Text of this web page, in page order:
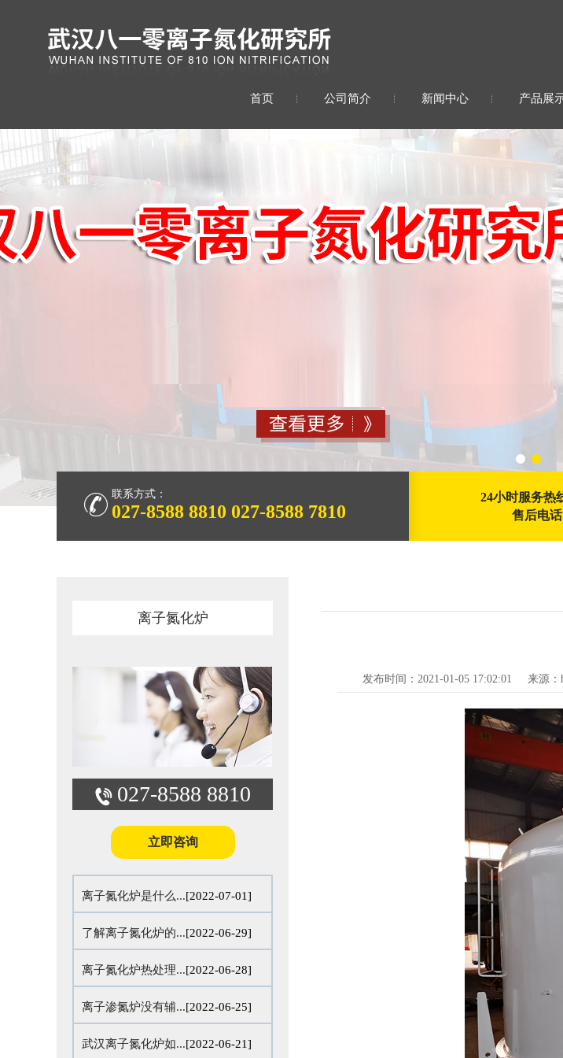
首页 公司简介 新闻中心 产品展
联系方式：
027-8588 8810 027-8588 7810
24小时服务热
售后电话
离子氮化炉
027-8588 8810
立即咨询
离子氮化炉是什么...[2022-07-01]
了解离子氮化炉的...[2022-06-29]
离子氮化炉热处理...[2022-06-28]
离子渗氮炉没有辅...[2022-06-25]
武汉离子氮化炉如...[2022-06-21]
发布时间：2021-01-05 17:02:01 来源：